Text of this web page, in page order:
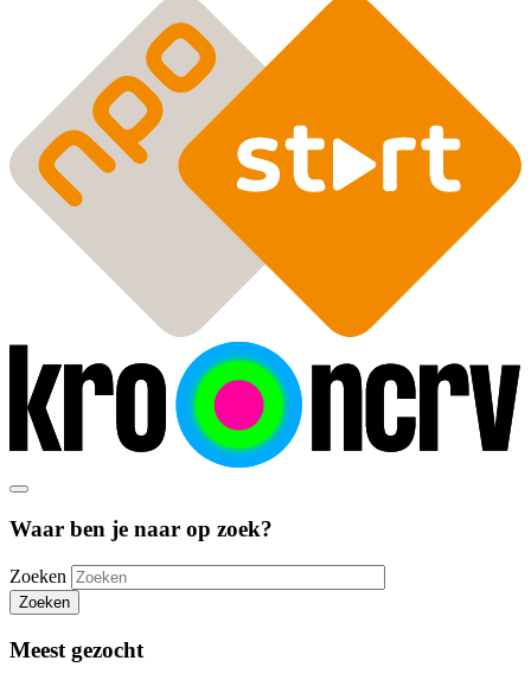
Waar ben je naar op zoek?
Zoeken
Zoeken
Meest gezocht